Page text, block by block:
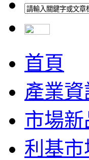
首頁
產業資
市場新
利基市